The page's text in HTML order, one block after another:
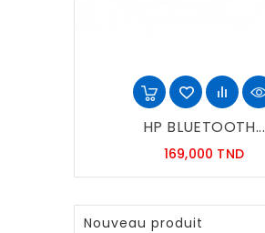
HP BLUETOOTH...
169,000 TNDPrix
Nouveau produit